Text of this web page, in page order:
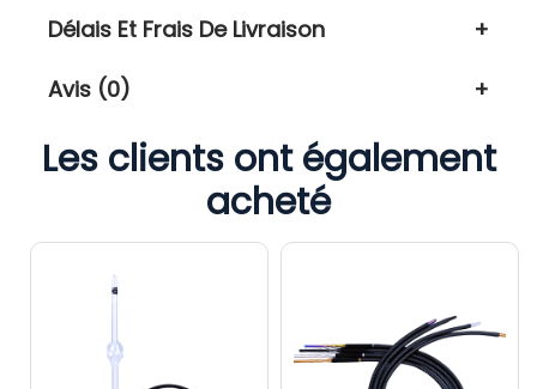
Délais Et Frais De Livraison
Avis (0)
Les clients ont également
acheté